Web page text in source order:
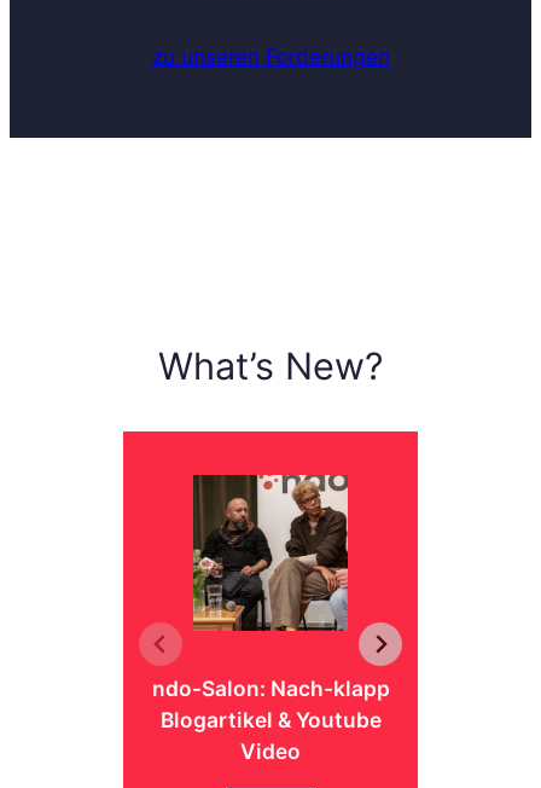
zu unseren Forderungen
What’s New?
ndo-Salon: Nach-klapp
Blogartikel & Youtube
Video